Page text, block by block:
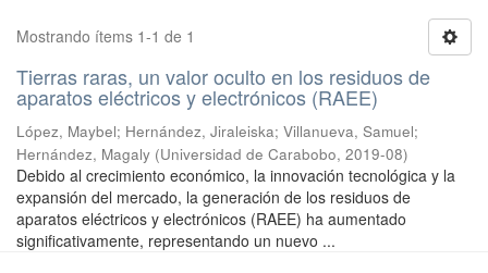
Mostrando ítems 1-1 de 1
Tierras raras, un valor oculto en los residuos de
aparatos eléctricos y electrónicos (RAEE)
López, Maybel; Hernández, Jiraleiska; Villanueva, Samuel;
Hernández, Magaly (Universidad de Carabobo, 2019-08)
Debido al crecimiento económico, la innovación tecnológica y la
expansión del mercado, la generación de los residuos de
aparatos eléctricos y electrónicos (RAEE) ha aumentado
significativamente, representando un nuevo ...